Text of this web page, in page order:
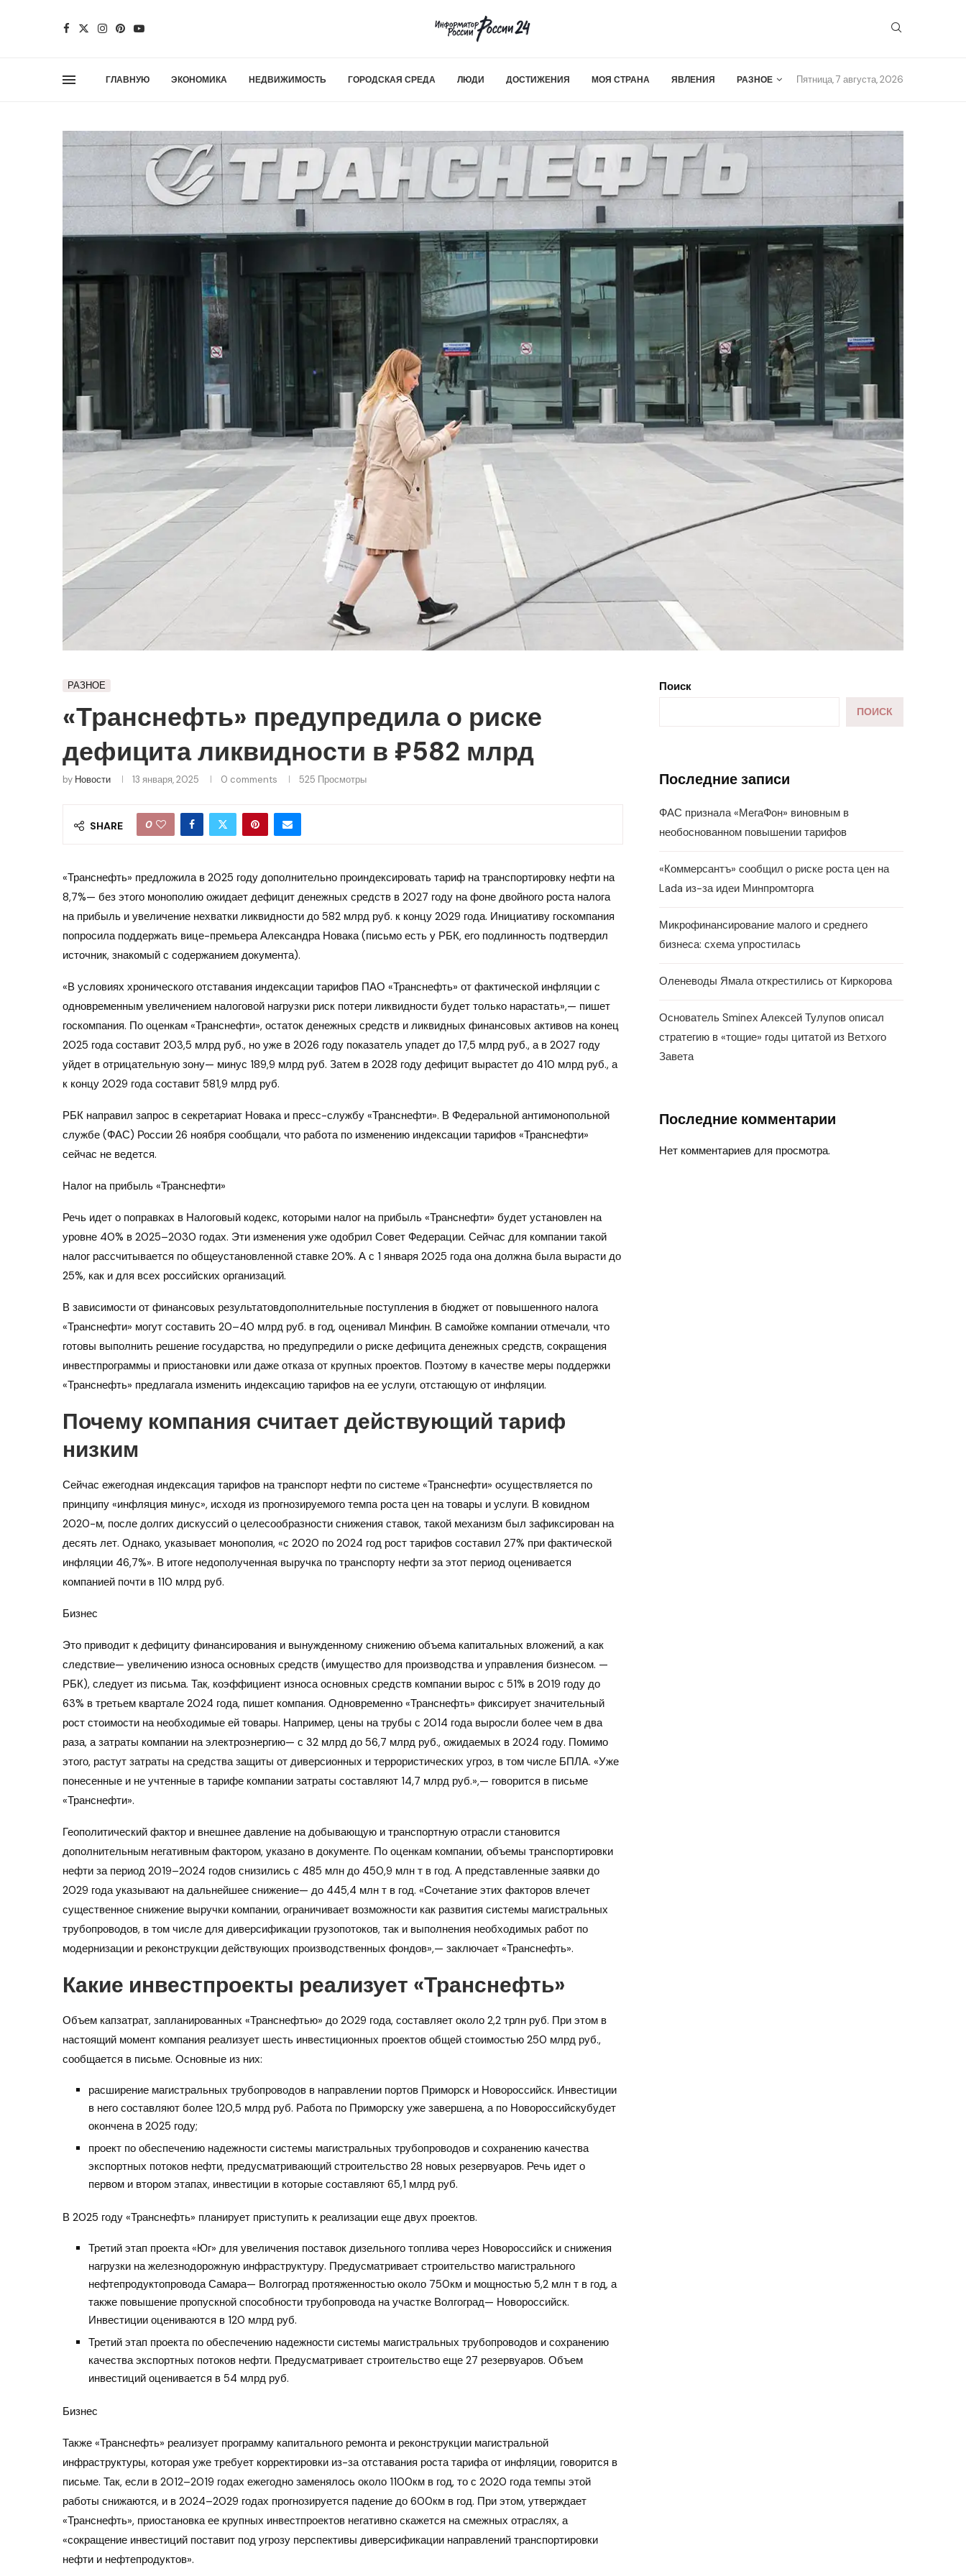
ГЛАВНУЮ ЭКОНОМИКА НЕДВИЖИМОСТЬ ГОРОДСКАЯ СРЕДА ЛЮДИ ДОСТИЖЕНИЯ МОЯ СТРАНА ЯВЛЕНИЯ РАЗНОЕ Пятница, 7 августа, 2026
РАЗНОЕ
«Транснефть» предупредила о риске
дефицита ликвидности в ₽582 млрд
by Новости 13 января, 2025 0 comments 525 Просмотры
SHARE 0
«Транснефть» предложила в 2025 году дополнительно проиндексировать тариф на транспортировку нефти на
8,7%— без этого монополию ожидает дефицит денежных средств в 2027 году на фоне двойного роста налога
на прибыль и увеличение нехватки ликвидности до 582 млрд руб. к концу 2029 года. Инициативу госкомпания
попросила поддержать вице-премьера Александра Новака (письмо есть у РБК, его подлинность подтвердил
источник, знакомый с содержанием документа).
«В условиях хронического отставания индексации тарифов ПАО «Транснефть» от фактической инфляции с
одновременным увеличением налоговой нагрузки риск потери ликвидности будет только нарастать»,— пишет
госкомпания. По оценкам «Транснефти», остаток денежных средств и ликвидных финансовых активов на конец
2025 года составит 203,5 млрд руб., но уже в 2026 году показатель упадет до 17,5 млрд руб., а в 2027 году
уйдет в отрицательную зону— минус 189,9 млрд руб. Затем в 2028 году дефицит вырастет до 410 млрд руб., а
к концу 2029 года составит 581,9 млрд руб.
РБК направил запрос в секретариат Новака и пресс-службу «Транснефти». В Федеральной антимонопольной
службе (ФАС) России 26 ноября сообщали, что работа по изменению индексации тарифов «Транснефти»
сейчас не ведется.
Налог на прибыль «Транснефти»
Речь идет о поправках в Налоговый кодекс, которыми налог на прибыль «Транснефти» будет установлен на
уровне 40% в 2025–2030 годах. Эти изменения уже одобрил Совет Федерации. Сейчас для компании такой
налог рассчитывается по общеустановленной ставке 20%. А с 1 января 2025 года она должна была вырасти до
25%, как и для всех российских организаций.
В зависимости от финансовых результатовдополнительные поступления в бюджет от повышенного налога
«Транснефти» могут составить 20–40 млрд руб. в год, оценивал Минфин. В самойже компании отмечали, что
готовы выполнить решение государства, но предупредили о риске дефицита денежных средств, сокращения
инвестпрограммы и приостановки или даже отказа от крупных проектов. Поэтому в качестве меры поддержки
«Транснефть» предлагала изменить индексацию тарифов на ее услуги, отстающую от инфляции.
Почему компания считает действующий тариф
низким
Сейчас ежегодная индексация тарифов на транспорт нефти по системе «Транснефти» осуществляется по
принципу «инфляция минус», исходя из прогнозируемого темпа роста цен на товары и услуги. В ковидном
2020-м, после долгих дискуссий о целесообразности снижения ставок, такой механизм был зафиксирован на
десять лет. Однако, указывает монополия, «с 2020 по 2024 год рост тарифов составил 27% при фактической
инфляции 46,7%». В итоге недополученная выручка по транспорту нефти за этот период оценивается
компанией почти в 110 млрд руб.
Бизнес
Это приводит к дефициту финансирования и вынужденному снижению объема капитальных вложений, а как
следствие— увеличению износа основных средств (имущество для производства и управления бизнесом. —
РБК), следует из письма. Так, коэффициент износа основных средств компании вырос с 51% в 2019 году до
63% в третьем квартале 2024 года, пишет компания. Одновременно «Транснефть» фиксирует значительный
рост стоимости на необходимые ей товары. Например, цены на трубы с 2014 года выросли более чем в два
раза, а затраты компании на электроэнергию— с 32 млрд до 56,7 млрд руб., ожидаемых в 2024 году. Помимо
этого, растут затраты на средства защиты от диверсионных и террористических угроз, в том числе БПЛА. «Уже
понесенные и не учтенные в тарифе компании затраты составляют 14,7 млрд руб.»,— говорится в письме
«Транснефти».
Геополитический фактор и внешнее давление на добывающую и транспортную отрасли становится
дополнительным негативным фактором, указано в документе. По оценкам компании, объемы транспортировки
нефти за период 2019–2024 годов снизились с 485 млн до 450,9 млн т в год. А представленные заявки до
2029 года указывают на дальнейшее снижение— до 445,4 млн т в год. «Сочетание этих факторов влечет
существенное снижение выручки компании, ограничивает возможности как развития системы магистральных
трубопроводов, в том числе для диверсификации грузопотоков, так и выполнения необходимых работ по
модернизации и реконструкции действующих производственных фондов»,— заключает «Транснефть».
Какие инвестпроекты реализует «Транснефть»
Объем капзатрат, запланированных «Транснефтью» до 2029 года, составляет около 2,2 трлн руб. При этом в
настоящий момент компания реализует шесть инвестиционных проектов общей стоимостью 250 млрд руб.,
сообщается в письме. Основные из них:
расширение магистральных трубопроводов в направлении портов Приморск и Новороссийск. Инвестиции
в него составляют более 120,5 млрд руб. Работа по Приморску уже завершена, а по Новороссийскубудет
окончена в 2025 году;
проект по обеспечению надежности системы магистральных трубопроводов и сохранению качества
экспортных потоков нефти, предусматривающий строительство 28 новых резервуаров. Речь идет о
первом и втором этапах, инвестиции в которые составляют 65,1 млрд руб.
В 2025 году «Транснефть» планирует приступить к реализации еще двух проектов.
Третий этап проекта «Юг» для увеличения поставок дизельного топлива через Новороссийск и снижения
нагрузки на железнодорожную инфраструктуру. Предусматривает строительство магистрального
нефтепродуктопровода Самара— Волгоград протяженностью около 750км и мощностью 5,2 млн т в год, а
также повышение пропускной способности трубопровода на участке Волгоград— Новороссийск.
Инвестиции оцениваются в 120 млрд руб.
Третий этап проекта по обеспечению надежности системы магистральных трубопроводов и сохранению
качества экспортных потоков нефти. Предусматривает строительство еще 27 резервуаров. Объем
инвестиций оценивается в 54 млрд руб.
Бизнес
Также «Транснефть» реализует программу капитального ремонта и реконструкции магистральной
инфраструктуры, которая уже требует корректировки из-за отставания роста тарифа от инфляции, говорится в
письме. Так, если в 2012–2019 годах ежегодно заменялось около 1100км в год, то с 2020 года темпы этой
работы снижаются, и в 2024–2029 годах прогнозируется падение до 600км в год. При этом, утверждает
«Транснефть», приостановка ее крупных инвестпроектов негативно скажется на смежных отраслях, а
«сокращение инвестиций поставит под угрозу перспективы диверсификации направлений транспортировки
нефти и нефтепродуктов».
Поиск
ПОИСК
Последние записи
ФАС признала «МегаФон» виновным в
необоснованном повышении тарифов
«Коммерсантъ» сообщил о риске роста цен на
Lada из-за идеи Минпромторга
Микрофинансирование малого и среднего
бизнеса: схема упростилась
Оленеводы Ямала открестились от Киркорова
Основатель Sminex Алексей Тулупов описал
стратегию в «тощие» годы цитатой из Ветхого
Завета
Последние комментарии
Нет комментариев для просмотра.